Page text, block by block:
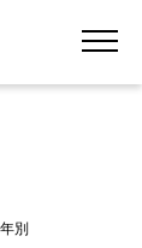
年別